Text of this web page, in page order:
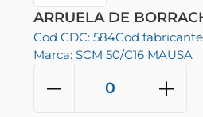
ARRUELA DE
Cod CDC: 584Cod
Marca: SCM 50/C16 MAUSA